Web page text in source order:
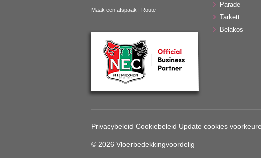
Maak een afspaak | Route
Parade
Tarkett
Belakos
Privacybeleid Cookiebeleid Update cookies
© 2026 Vloerbedekkingvoordelig